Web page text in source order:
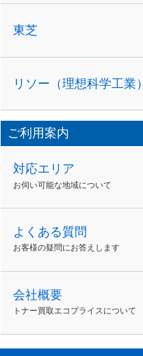
東芝
リソー（理想科学工業）
ご利用案内
対応エリア
お伺い可能な地域について
よくある質問
お客様の疑問にお答えします
会社概要
トナー買取エコプライスについて